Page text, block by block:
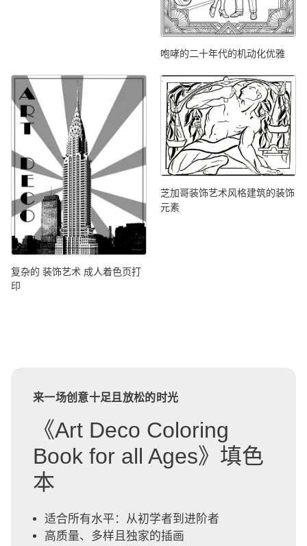
咆哮的二十年代的机动化优雅
复杂的 装饰艺术 成人着色页打
印
芝加哥装饰艺术风格建筑的装饰
元素
来一场创意十足且放松的时光
《Art Deco Coloring
Book for all Ages》填色
本
适合所有水平：从初学者到进阶者
高质量、多样且独家的插画